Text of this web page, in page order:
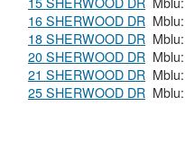
16 SHERWOOD DR
18 SHERWOOD DR
20 SHERWOOD DR
21 SHERWOOD DR
25 SHERWOOD DR